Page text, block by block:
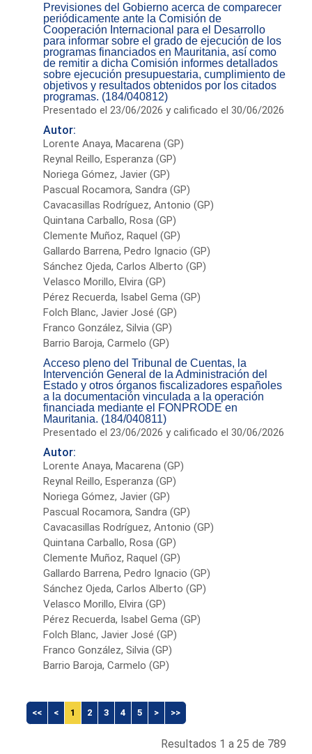
Previsiones del Gobierno acerca de comparecer
periódicamente ante la Comisión de
Cooperación Internacional para el Desarrollo
para informar sobre el grado de ejecución de los
programas financiados en Mauritania, así como
de remitir a dicha Comisión informes detallados
sobre ejecución presupuestaria, cumplimiento de
objetivos y resultados obtenidos por los citados
programas. (184/040812)
Presentado el 23/06/2026 y calificado el 30/06/2026
Autor:
Lorente Anaya, Macarena (GP)
Reynal Reillo, Esperanza (GP)
Noriega Gómez, Javier (GP)
Pascual Rocamora, Sandra (GP)
Cavacasillas Rodríguez, Antonio (GP)
Quintana Carballo, Rosa (GP)
Clemente Muñoz, Raquel (GP)
Gallardo Barrena, Pedro Ignacio (GP)
Sánchez Ojeda, Carlos Alberto (GP)
Velasco Morillo, Elvira (GP)
Pérez Recuerda, Isabel Gema (GP)
Folch Blanc, Javier José (GP)
Franco González, Silvia (GP)
Barrio Baroja, Carmelo (GP)
Acceso pleno del Tribunal de Cuentas, la
Intervención General de la Administración del
Estado y otros órganos fiscalizadores españoles
a la documentación vinculada a la operación
financiada mediante el FONPRODE en
Mauritania. (184/040811)
Presentado el 23/06/2026 y calificado el 30/06/2026
Autor:
Lorente Anaya, Macarena (GP)
Reynal Reillo, Esperanza (GP)
Noriega Gómez, Javier (GP)
Pascual Rocamora, Sandra (GP)
Cavacasillas Rodríguez, Antonio (GP)
Quintana Carballo, Rosa (GP)
Clemente Muñoz, Raquel (GP)
Gallardo Barrena, Pedro Ignacio (GP)
Sánchez Ojeda, Carlos Alberto (GP)
Velasco Morillo, Elvira (GP)
Pérez Recuerda, Isabel Gema (GP)
Folch Blanc, Javier José (GP)
Franco González, Silvia (GP)
Barrio Baroja, Carmelo (GP)
<< < 1 2 3 4 5 > >>
Resultados 1 a 25 de 789